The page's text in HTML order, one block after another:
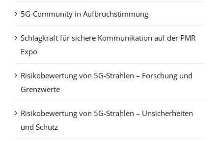
5G-Community in Aufbruchstimmung
Schlagkraft für sichere Kommunikation auf der PMR
Expo
Risikobewertung von 5G-Strahlen – Forschung und
Grenzwerte
Risikobewertung von 5G-Strahlen – Unsicherheiten
und Schutz